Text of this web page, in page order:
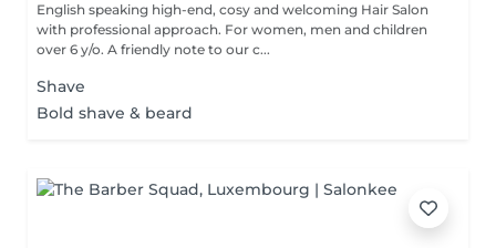
English speaking high-end, cosy and welcoming Hair Salon
with professional approach. For women, men and children
over 6 y/o. A friendly note to our c...
Shave
Bold shave & beard